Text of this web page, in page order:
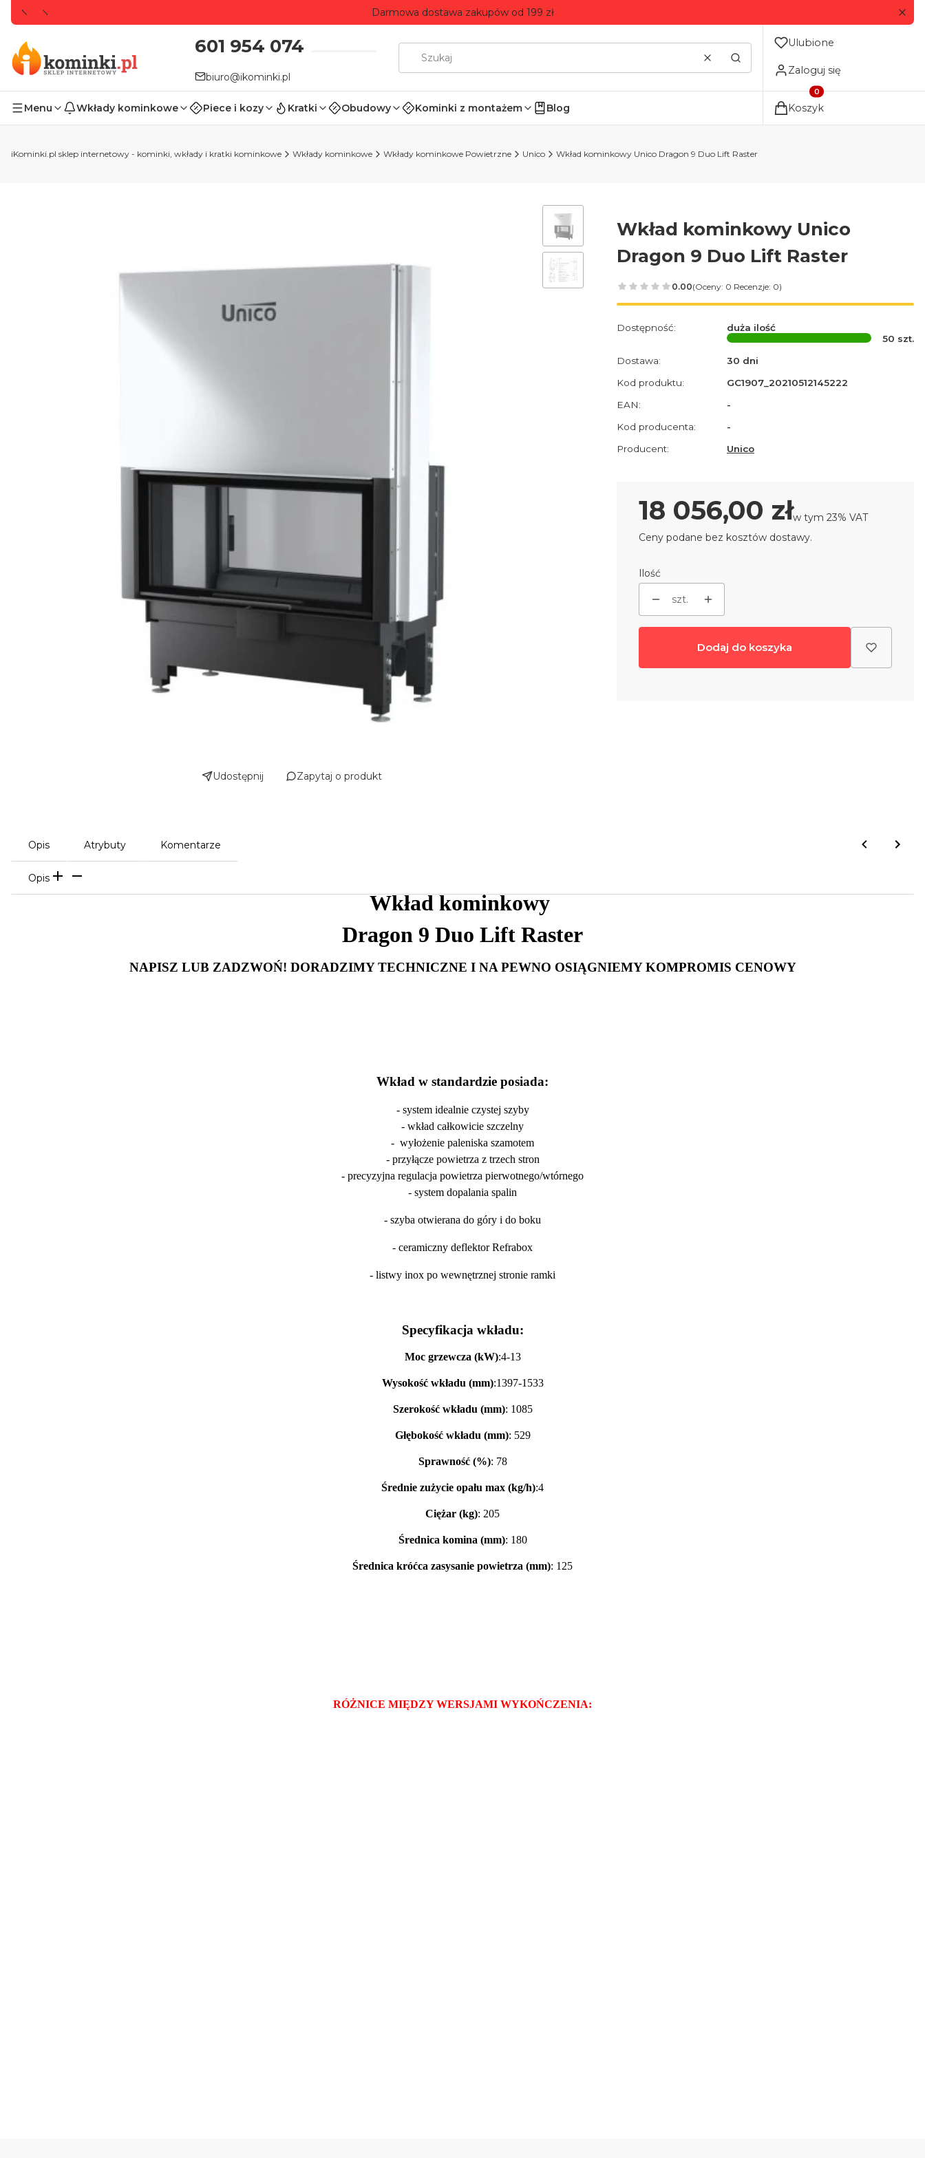
Darmowa dostawa zakupów od 199 zł
601 954 074
biuro@ikominki.pl
WyczyśćSzukaj
Ulubione
Zaloguj się
Menu Wkłady kominkowe Piece i kozy Kratki Obudowy Kominki z montażem Blog
Produkty w koszyku: 0.
Koszyk
iKominki.pl sklep internetowy - kominki, wkłady i kratki kominkowe Wkłady kominkowe Wkłady kominkowe Powietrzne Unico Wkład kominkowy Unico Dragon 9 Duo Lift Raster
Udostępnij Zapytaj o produkt
Wkład kominkowy Unico
Dragon 9 Duo Lift Raster
0.00(Oceny: 0 Recenzje: 0)
Dostępność:
duża ilość
50 szt.
Dostawa:
30 dni
Kod produktu:
GC1907_20210512145222
EAN:
-
Kod producenta:
-
Producent:
Unico
Cena
18 056,00 złw tym 23% VAT
w tym 23% VAT
Ceny podane bez kosztów dostawy.
Ilość
szt.
Dodaj do koszyka
Opis Atrybuty Komentarze
Opis
Wkład kominkowy
Dragon 9 Duo Lift Raster
NAPISZ LUB ZADZWOŃ! DORADZIMY TECHNICZNE I NA PEWNO OSIĄGNIEMY KOMPROMIS CENOWY
Wkład w standardzie posiada:
- system idealnie czystej szyby
- wkład całkowicie szczelny
- wyłożenie paleniska szamotem
- przyłącze powietrza z trzech stron
- precyzyjna regulacja powietrza pierwotnego/wtórnego
- system dopalania spalin
- szyba otwierana do góry i do boku
- ceramiczny deflektor Refrabox
- listwy inox po wewnętrznej stronie ramki
Specyfikacja wkładu:
Moc grzewcza (kW):4-13
Wysokość wkładu (mm):1397-1533
Szerokość wkładu (mm): 1085
Głębokość wkładu (mm): 529
Sprawność (%): 78
Średnie zużycie opału max (kg/h):4
Ciężar (kg): 205
Średnica komina (mm): 180
Średnica króćca zasysanie powietrza (mm): 125
RÓŻNICE MIĘDZY WERSJAMI WYKOŃCZENIA: